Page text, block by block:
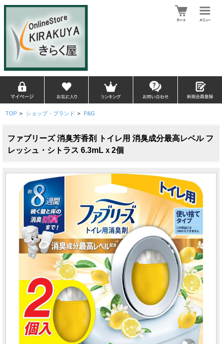
TOP > ショップ・ブランド > P&G
ファブリーズ 消臭芳香剤 トイレ用 消臭成分最高レベル フ
レッシュ・シトラス 6.3mLｘ2個